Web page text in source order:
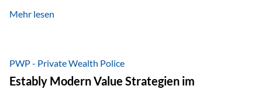
fünf zentrale Faktoren: eine saubere Struktur, breite
diesem Thema liefern unter anderem die praxisnahen
Ansätze von Finanzexperte Klaus Rost, der seit vielen Jahren
Mehr lesen
PWP - Private Wealth Police
Estably Modern Value Strategien im